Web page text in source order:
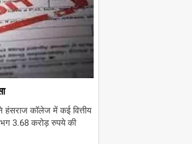
कॉलेज में कई वित्तीय
3.68 करोड़ रुपये की